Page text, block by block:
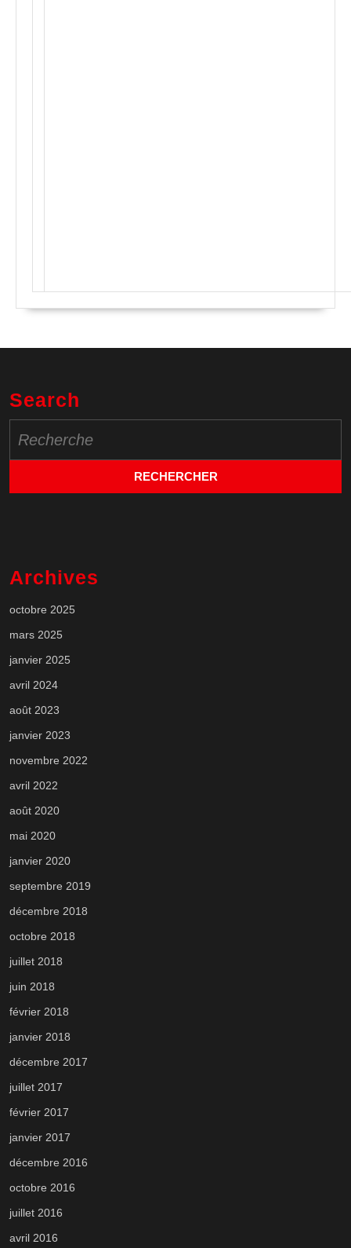
Search
for:
Archives
octobre 2025
mars 2025
janvier 2025
avril 2024
août 2023
janvier 2023
novembre 2022
avril 2022
août 2020
mai 2020
janvier 2020
septembre 2019
décembre 2018
octobre 2018
juillet 2018
juin 2018
février 2018
janvier 2018
décembre 2017
juillet 2017
février 2017
janvier 2017
décembre 2016
octobre 2016
juillet 2016
avril 2016